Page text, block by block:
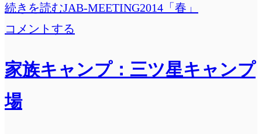
続きを読むJAB-MEETING2014「春」
コメントする
家族キャンプ：三ツ星キャンプ
場